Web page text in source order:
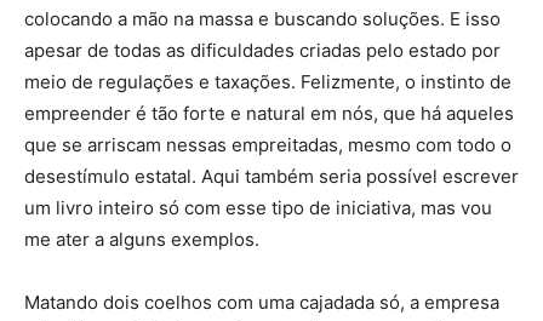
colocando a mão na massa e buscando soluções. E isso
apesar de todas as dificuldades criadas pelo estado por
meio de regulações e taxações. Felizmente, o instinto de
empreender é tão forte e natural em nós, que há aqueles
que se arriscam nessas empreitadas, mesmo com todo o
desestímulo estatal. Aqui também seria possível escrever
um livro inteiro só com esse tipo de iniciativa, mas vou
me ater a alguns exemplos.
Matando dois coelhos com uma cajadada só, a empresa